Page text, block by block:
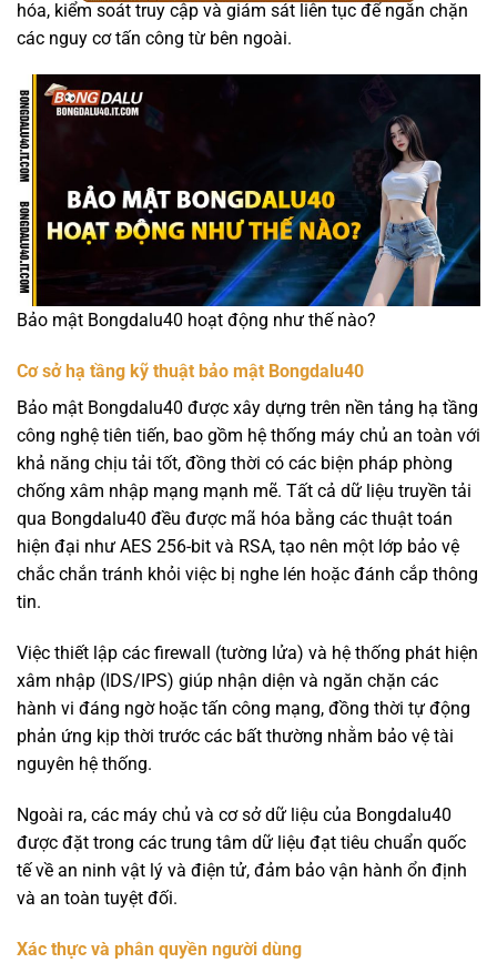
hóa, kiểm soát truy cập và giám sát liên tục để ngăn chặn
các nguy cơ tấn công từ bên ngoài.
Bảo mật Bongdalu40 hoạt động như thế nào?
Cơ sở hạ tầng kỹ thuật bảo mật Bongdalu40
Bảo mật Bongdalu40 được xây dựng trên nền tảng hạ tầng
công nghệ tiên tiến, bao gồm hệ thống máy chủ an toàn với
khả năng chịu tải tốt, đồng thời có các biện pháp phòng
chống xâm nhập mạng mạnh mẽ. Tất cả dữ liệu truyền tải
qua Bongdalu40 đều được mã hóa bằng các thuật toán
hiện đại như AES 256-bit và RSA, tạo nên một lớp bảo vệ
chắc chắn tránh khỏi việc bị nghe lén hoặc đánh cắp thông
tin.
Việc thiết lập các firewall (tường lửa) và hệ thống phát hiện
xâm nhập (IDS/IPS) giúp nhận diện và ngăn chặn các
hành vi đáng ngờ hoặc tấn công mạng, đồng thời tự động
phản ứng kịp thời trước các bất thường nhằm bảo vệ tài
nguyên hệ thống.
Ngoài ra, các máy chủ và cơ sở dữ liệu của Bongdalu40
được đặt trong các trung tâm dữ liệu đạt tiêu chuẩn quốc
tế về an ninh vật lý và điện tử, đảm bảo vận hành ổn định
và an toàn tuyệt đối.
Xác thực và phân quyền người dùng